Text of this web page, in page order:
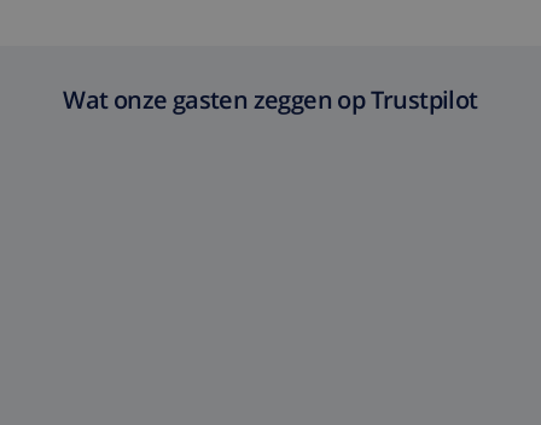
Wat onze gasten zeggen op Trustpilot